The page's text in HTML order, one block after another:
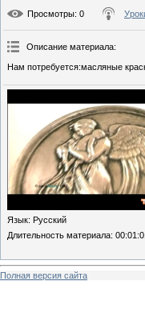
Просмотры: 0
Описание материала:
Нам потребуется:масляные
Язык: Русский
Длительность материала:
Полная версия сайта